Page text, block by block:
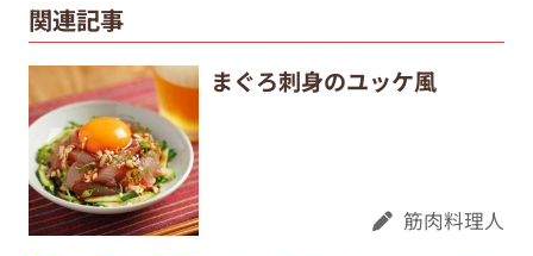
関連記事
まぐろ刺身のユッケ風
筋肉料理人